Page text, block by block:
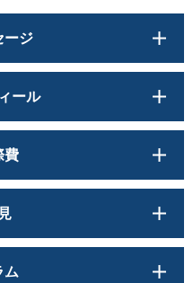
ージ
ール
費
ム